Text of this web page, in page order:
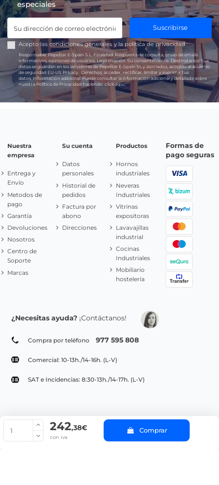
242,38€
con iva
Comprar
especiales
Suscribirse
Acepto las condiciones generales y lapolítica de privacidad
Responsable:PepeBar E-Spain S.L. Finalidad: Respuesta de consulta, envío de emails
informativos, opiniones de usuarios. Legitimación: Su consentimiento. Destinatarios:Sus
datos se guardan en los servidores de PepeBar E-Spain SL y asociados, acogido al acuerdo
de seguridad EU-US Privacy. Derechos: acceder, rectificar, limitar y suprimir tus
datos.Información adicional:Puede consultar la información adicional y detallada sobre
nuestra Política de Privacidad haciendoclick aquí.
Nuestra
empresa
Entrega y
Envío
Metodos de
pago
Garantía
Devoluciones
Nosotros
Centro de
Soporte
Marcas
Su cuenta
Datos
personales
Historial de
pedidos
Factura por
abono
Direcciones
Productos
Hornos
industriales
Neveras
Industriales
Vitrinas
expositoras
Lavavajillas
industrial
Cocinas
Industriales
Mobiliario
hostelería
Formas de
pago seguras
¿Necesitas ayuda? ¡Contáctanos!
Compra por teléfono 977 595 808
Comercial: 10-13h./14-16h. (L-V)
SAT e Incidencias: 8:30-13h./14-17h. (L-V)
© Copyright 2022 PepeBar.com |
Aviso legal y
Condiciones generales de compra |